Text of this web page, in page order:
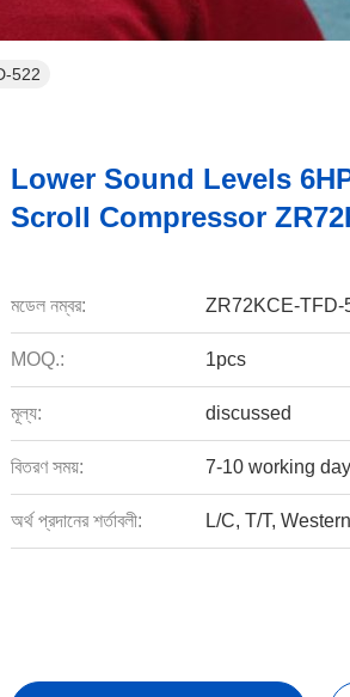
522
Lower Sound Levels
Scroll Compressor
মডেল নম্বর: ZR72KCE-TFD-
MOQ.: 1pcs
মূল্য: discussed
বিতরণ সময়: 7-10 working
অর্থ প্রদানের শর্তাবলী: L/C, T/T,